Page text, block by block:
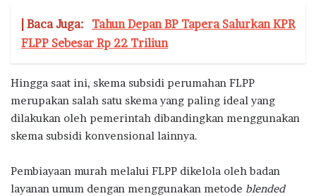
| Baca Juga:
Tahun Depan BP Tapera Salurkan KPR
FLPP Sebesar Rp 22 Triliun
Hingga saat ini, skema subsidi perumahan FLPP
merupakan salah satu skema yang paling ideal yang
dilakukan oleh pemerintah dibandingkan menggunakan
skema subsidi konvensional lainnya.
Pembiayaan murah melalui FLPP dikelola oleh badan
layanan umum dengan menggunakan metode blended